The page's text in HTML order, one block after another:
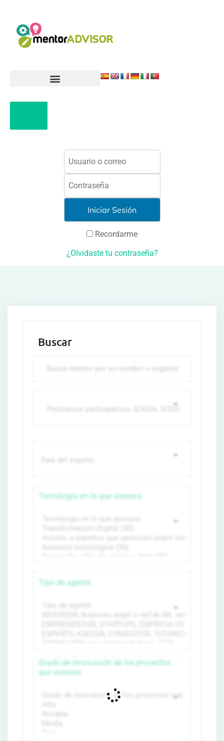
Recordarme
¿Olvidaste tu contraseña?
Buscar
Tecnología en la que asesora
Tipo de agente
Grado de innovación de los proyectos
que asesora